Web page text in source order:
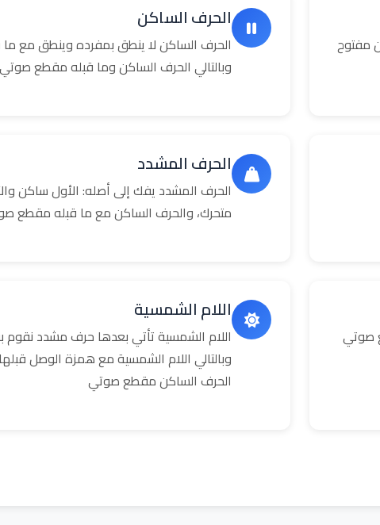
مفتوح
الحرف الساكن
الحرف الساكن لا ينطق بمفرده وينطق مع ما
وبالتالي الحرف الساكن وما قبله مقطع صوتي
الحرف المشدد
الحرف المشدد يفك إلى أصله: الأول ساكن
متحرك، والحرف الساكن مع ما قبله مقطع
صوتي
اللام الشمسية
اللام الشمسية تأتي بعدها حرف مشدد نقوم
وبالتالي اللام الشمسية مع همزة الوصل
الحرف الساكن مقطع صوتي